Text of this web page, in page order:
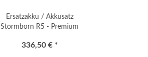
Ersatzakku / Akkusatz
Stormborn R5 - Premium
336,50 € *